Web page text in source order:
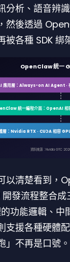
分析、語音辨
然後透過
被各種 SDK 綁
OpenClaw 統一
應用層：Always-on AI Agent · 視
統一編程介面：OpenAI 相
層：Nvidia RTX · CUDA 相容
資料來源：Nvidia GTC
以清楚看到，
開發流程整合
功能邏輯、中
支援各種硬體
」不再是口號。